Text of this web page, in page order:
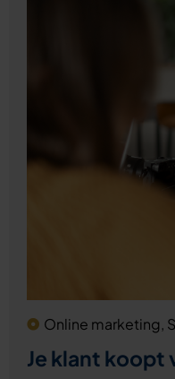
Online marketing,
Je klant koopt